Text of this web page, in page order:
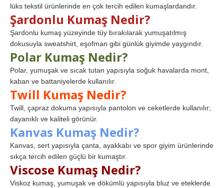
lüks tekstil ürünlerinde en çok tercih edilen kumaşlardandır.
Şardonlu Kumaş Nedir?
Şardonlu kumaş yüzeyinde tüy bırakılarak yumuşatılmış
dokusuyla sweatshirt, eşofman gibi günlük giyimde yaygındır.
Polar Kumaş Nedir?
Polar, yumuşak ve sıcak tutan yapısıyla soğuk havalarda mont,
kaban ve battaniyelerde kullanılır.
Twill Kumaş Nedir?
Twill, çapraz dokuma yapısıyla pantolon ve ceketlerde kullanılır;
dayanıklı ve kaliteli görünür.
Kanvas Kumaş Nedir?
Kanvas, sert yapısıyla çanta, ayakkabı ve spor giyim ürünlerinde
sıkça tercih edilen güçlü bir kumaştır.
Viscose Kumaş Nedir?
Viskoz kumaş, yumuşak ve dökümlü yapısıyla bluz ve eteklerde